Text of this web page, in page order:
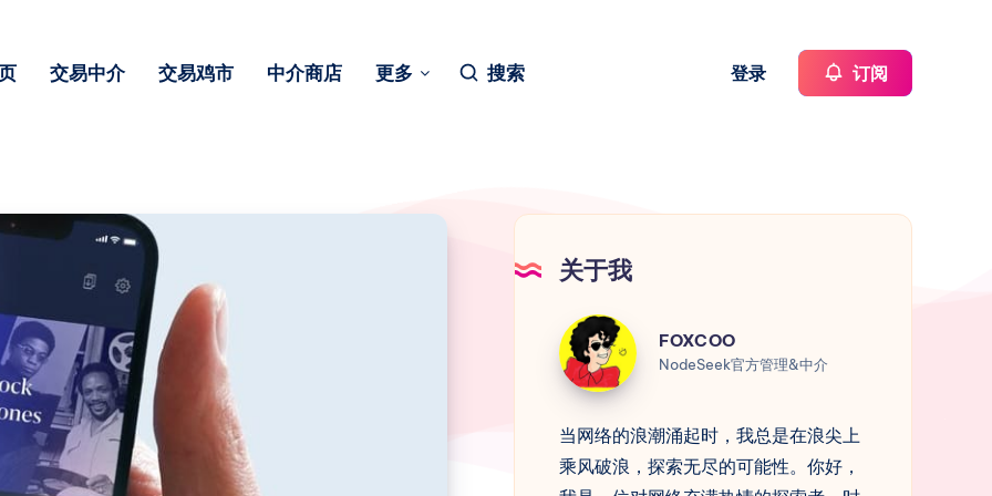
交易中介 交易鸡市 中介商店 更多 搜索 登录 订阅
关于我
FOXCOO
FOXCOO
NodeSeek官方管理&中介
当网络的浪潮涌起时，我总是在浪尖上
乘风破浪，探索无尽的可能性。你好，